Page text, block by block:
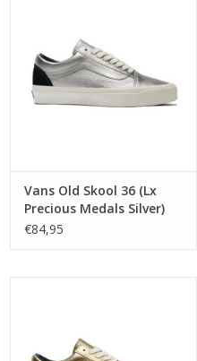
Vans Old Skool 36 (Lx
Precious Medals Silver)
VN000CNGSLV1
€84,95